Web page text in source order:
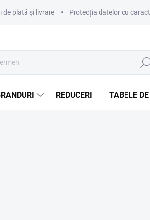
de plată și livrare Protecția datelor cu
REDUCERI TABELE